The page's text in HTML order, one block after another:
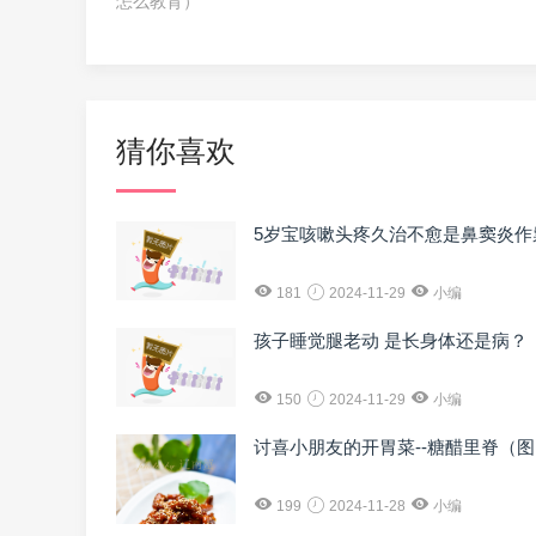
猜你喜欢
5岁宝咳嗽头疼久治不愈是鼻窦炎作
181 2024-11-29 小编
孩子睡觉腿老动 是长身体还是病？
150 2024-11-29 小编
讨喜小朋友的开胃菜--糖醋里脊（图
199 2024-11-28 小编